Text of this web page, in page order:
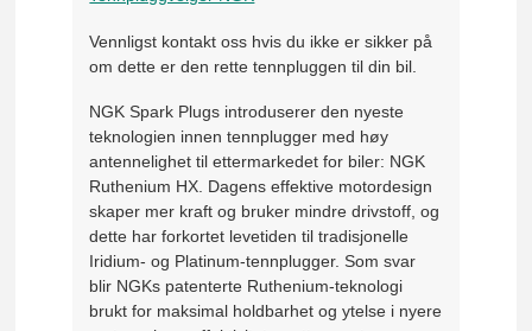
Vennligst kontakt oss hvis du ikke er sikker på
om dette er den rette tennpluggen til din bil.
NGK Spark Plugs introduserer den nyeste
teknologien innen tennplugger med høy
antennelighet til ettermarkedet for biler: NGK
Ruthenium HX. Dagens effektive motordesign
skaper mer kraft og bruker mindre drivstoff, og
dette har forkortet levetiden til tradisjonelle
Iridium- og Platinum-tennplugger. Som svar
blir NGKs patenterte Ruthenium-teknologi
brukt for maksimal holdbarhet og ytelse i nyere